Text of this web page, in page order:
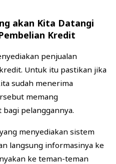
akan Kita Datangi
Kredit
penjualan
Untuk itu pastikan jika
sudah menerima
memang
pelanggannya.
menyediakan sistem
langsung informasinya ke
ke teman-teman